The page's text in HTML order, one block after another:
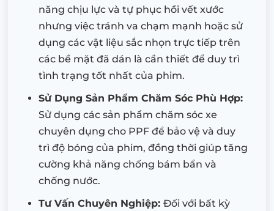
năng chịu lực và tự phục hồi vết xước
nhưng việc tránh va chạm mạnh hoặc sử
dụng các vật liệu sắc nhọn trực tiếp trên
các bề mặt đã dán là cần thiết để duy trì
tình trạng tốt nhất của phim.
Sử Dụng Sản Phẩm Chăm Sóc Phù Hợp:
Sử dụng các sản phẩm chăm sóc xe
chuyên dụng cho PPF để bảo vệ và duy
trì độ bóng của phim, đồng thời giúp tăng
cường khả năng chống bám bẩn và
chống nước.
Tư Vấn Chuyên Nghiệp: Đối với bất kỳ